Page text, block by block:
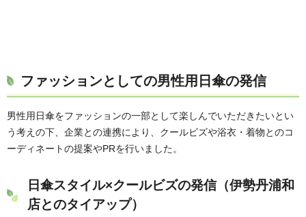
ファッションとしての男性用日傘の発信
男性用日傘をファッションの一部として楽しんでいただきたいとい
う考えの下、企業との連携により、クールビズや浴衣・着物とのコ
ーディネートの提案やPRを行いました。
日傘スタイル×クールビズの発信（伊勢丹浦和
店とのタイアップ）